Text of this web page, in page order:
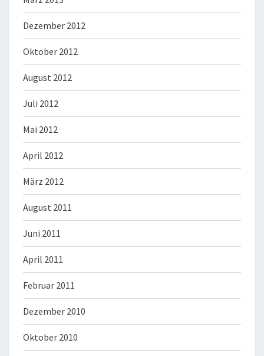
Dezember 2012
Oktober 2012
August 2012
Juli 2012
Mai 2012
April 2012
März 2012
August 2011
Juni 2011
April 2011
Februar 2011
Dezember 2010
Oktober 2010